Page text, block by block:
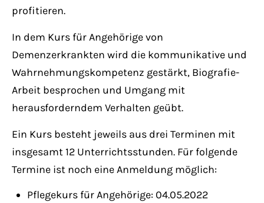
adipiscing elit.
Aenean commodo ligula eget dolor. Aenean
massa. Cum sociis natoque penatibus et
magnis dis parturient montes, nascetur
ridiculus mus. Donec quam felis, ultricies
nec.
profitieren.
In dem Kurs für Angehörige von
Demenzerkrankten wird die kommunikative und
Wahrnehmungskompetenz gestärkt, Biografie-
Arbeit besprochen und Umgang mit
herausforderndem Verhalten geübt.
Ein Kurs besteht jeweils aus drei Terminen mit
insgesamt 12 Unterrichtsstunden. Für folgende
Termine ist noch eine Anmeldung möglich:
Pflegekurs für Angehörige: 04.05.2022